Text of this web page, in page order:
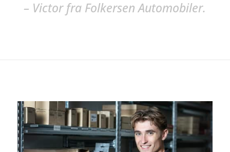
– Victor fra Folkersen Automobiler.